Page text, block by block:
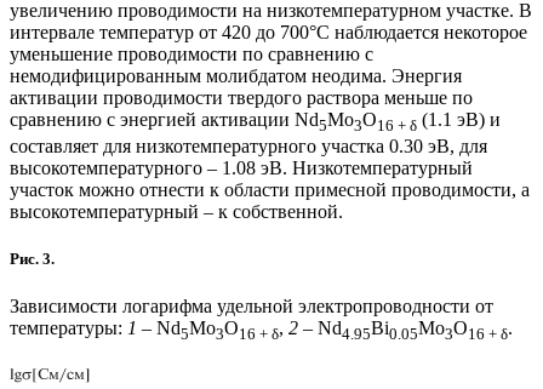
увеличению проводимости на низкотемпературном участке. В
интервале температур от 420 до 700°С наблюдается некоторое
уменьшение проводимости по сравнению с
немодифицированным молибдатом неодима. Энергия
активации проводимости твердого раствора меньше по
сравнению с энергией активации Nd5Mo3O16 + δ (1.1 эВ) и
составляет для низкотемпературного участка 0.30 эВ, для
высокотемпературного – 1.08 эВ. Низкотемпературный
участок можно отнести к области примесной проводимости, а
высокотемпературный – к собственной.
Рис. 3.
Зависимости логарифма удельной электропроводности от
температуры: 1 – Nd5Mo3O16 + δ, 2 – Nd4.95Bi0.05Mo3O16 + δ.